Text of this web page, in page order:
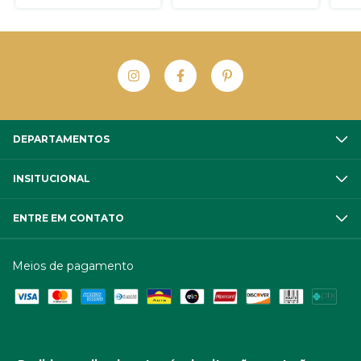
DEPARTAMENTOS
INSITUCIONAL
ENTRE EM CONTATO
Meios de pagamento